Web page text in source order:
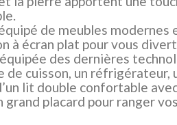
de meubles
à écran plat pour vous
des dernières
de cuisson, un
lit double confortable
grand placard pour ranger